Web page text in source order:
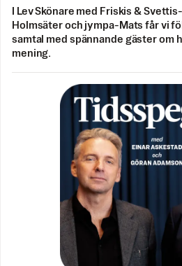
I Lev Skönare med Friskis &
Holmsäter och jympa-Mats får vi
samtal med spännande gäster om
mening.